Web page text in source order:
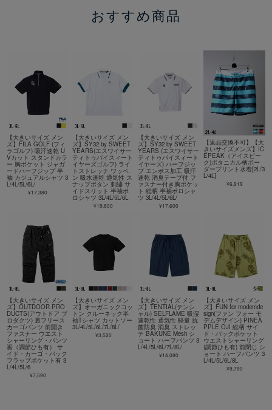
おすすめ商品
【大きいサイズ メン
ズ】FILA GOLF (フィ
ラゴルフ) 吸汗速乾 U
Vカット スタンドカラ
ー 胸ポケット ジャガ
ードハーフジップ 半
袖 カジュアルシャツ 3
L/4L/5L/6L/
¥17,380
【大きいサイズ メン
ズ】SY32 by SWEET
YEARS(エスワイサー
ティトゥバイスィート
イヤーズゴルフ) ライ
トストレッチ ワッペ
ン 吸水速乾 通気性 ス
ナップボタン 刺繍 サ
イドスリット 半袖ポ
ロシャツ 3L/4L/5L/6L
¥19,800
【大きいサイズ メン
ズ】SY32 by SWEET
YEARS (エスワイサー
ティトゥバイスィート
イヤーズ) ハーフジッ
プ エンボス加工 吸汗
速乾 消臭テープ付 フ
ァスナー付き胸ポケッ
ト 総柄 半袖ポロシャ
ツ 3L/4L/5L/6L/
¥17,600
【返品交換不可】【大
きいサイズメンズ】IC
EPEAK（アイスピー
ク)ボタニカル柄ボー
ダープリント水着[2L/3
L/4L]
¥6,919
【大きいサイズ メン
ズ】OUTDOOR PRO
DUCTS(アウトドア プ
ロダクツ) 裏フリース
カーゴパンツ 前開き
ファスナー ウエスト
シャーリング・パンツ
裾（調節ひも有） サ
イド・カーゴ・バック
フラップポケット有 3
L/4L/5L/6
¥7,590
【大きいサイズ メン
ズ】オーガニックコッ
トン クルーネック半
袖Tシャツ カットソー
3L/4L/5L/6L/7L/8L/
¥3,520
【大きいサイズ メン
ズ】TENTIAL(テンシ
ャル) SELFLAME 吸湿
速乾性 通気性 軽量 抗
菌防臭 消臭 ストレッ
チ BAKUNE Mesh シ
ョート ハーフパンツ 3
L/4L/5L/6L/7L/8L/
¥14,080
【大きいサイズ メン
ズ】FUN for modemde
sign(ファン フォー モ
デムデザイン) PINEA
PPLE OJI 総柄 サイ
ド・バックポケット
ウエストシャーリング
(調節ひも有) 前閉じ シ
ョート ハーフパンツ 3
L/4L/5L/6L/8L
¥9,790